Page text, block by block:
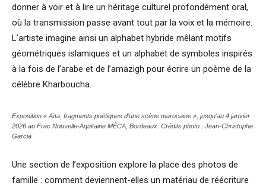
donner à voir et à lire un héritage culturel profondément oral,
où la transmission passe avant tout par la voix et la mémoire.
L’artiste imagine ainsi un alphabet hybride mêlant motifs
géométriques islamiques et un alphabet de symboles inspirés
à la fois de l’arabe et de l’amazigh pour écrire un poème de la
célèbre Kharboucha.
Exposition « Aïta, fragments poétiques d’une scène marocaine », jusqu’au 4 janvier
2026 au Frac Nouvelle-Aquitaine MÉCA, Bordeaux. Crédits photo : Jean-Christophe
Garcia
Une section de l’exposition explore la place des photos de
famille : comment deviennent-elles un matériau de réécriture